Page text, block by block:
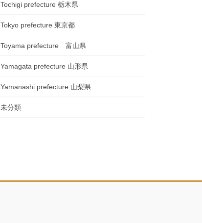
Tochigi prefecture 栃木県
Tokyo prefecture 東京都
Toyama prefecture 富山県
Yamagata prefecture 山形県
Yamanashi prefecture 山梨県
未分類